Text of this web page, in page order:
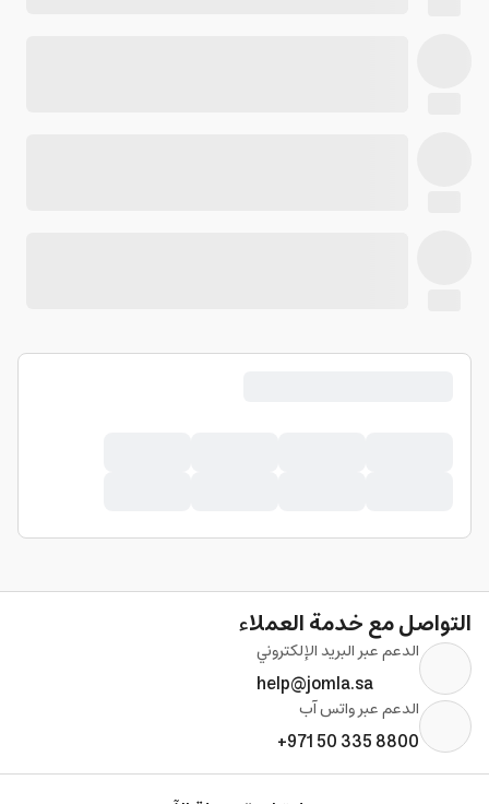
التواصل مع خدمة العملاء
الدعم عبر البريد الإلكتروني
help@jomla.sa
الدعم عبر واتس آب
+971 50 335 8800